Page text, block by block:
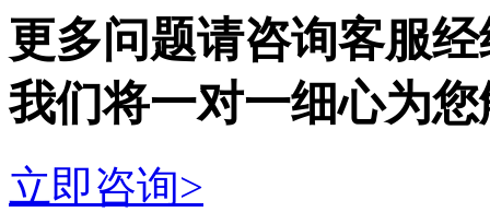
更多问题请咨询客服
我们将一对一细心为
立即咨询>